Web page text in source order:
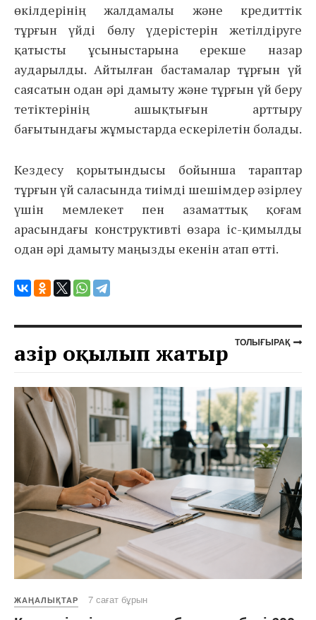
өкілдерінің жалдамалы және кредиттік
тұрғын үйді бөлу үдерістерін жетілдіруге
қатысты ұсыныстарына ерекше назар
аударылды. Айтылған бастамалар тұрғын үй
саясатын одан әрі дамыту және тұрғын үй беру
тетіктерінің ашықтығын арттыру
бағытындағы жұмыстарда ескерілетін болады.
Кездесу қорытындысы бойынша тараптар
тұрғын үй саласында тиімді шешімдер әзірлеу
үшін мемлекет пен азаматтық қоғам
арасындағы конструктивті өзара іс-қимылды
одан әрі дамыту маңызды екенін атап өтті.
Қазір оқылып жатыр ТОЛЫҒЫРАҚ
ЖАҢАЛЫҚТАР 7 сағат бұрын